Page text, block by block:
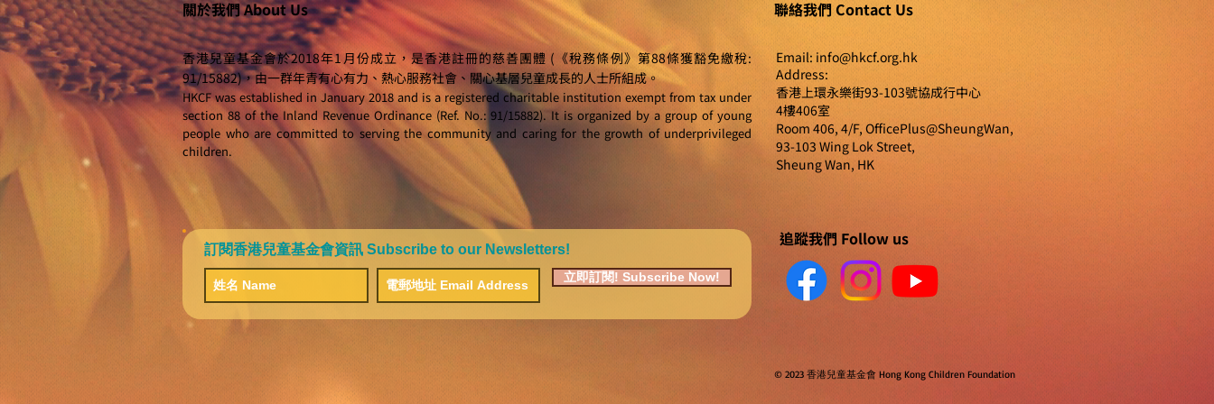
關於我們 About Us
香港兒童基金會於2018年1月份成立，是香港註冊的慈善團體 (《稅務條例》第88條獲豁免繳稅:
91/15882)，由一群年青有心有力、熱心服務社會、關心基層兒童成長的人士所組成。
HKCF was established in January 2018 and is a registered charitable institution exempt from tax under
section 88 of the Inland Revenue Ordinance (Ref. No.: 91/15882). It is organized by a group of young
people who are committed to serving the community and caring for the growth of underprivileged
children.
訂閱香港兒童基金會資訊 Subscribe to our Newsletters!
立即訂閱! Subscribe Now!
聯絡我們 Contact Us
Email: info@hkcf.org.hk
Address:
香港上環永樂街93-103號協成行中心
4樓406室
Room 406, 4/F, OfficePlus@SheungWan,
93-103 Wing Lok Street,
Sheung Wan, HK
追蹤我們 Follow us
© 2023 香港兒童基金會 Hong Kong Children Foundation